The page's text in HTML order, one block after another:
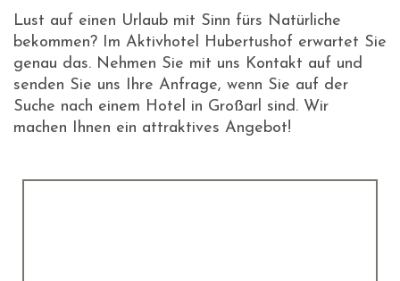
Lust auf einen Urlaub mit Sinn fürs Natürliche
bekommen? Im Aktivhotel Hubertushof erwartet Sie
genau das. Nehmen Sie mit uns Kontakt auf und
senden Sie uns Ihre Anfrage, wenn Sie auf der
Suche nach einem Hotel in Großarl sind. Wir
machen Ihnen ein attraktives Angebot!